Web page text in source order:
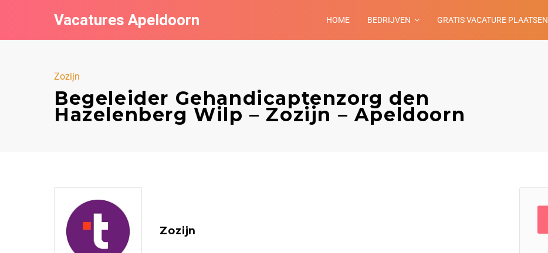
Vacatures Apeldoorn HOME BEDRIJVEN GRATIS VACATURE PLAATSEN
Zozijn
Begeleider Gehandicaptenzorg den
Hazelenberg Wilp – Zozijn – Apeldoorn
Zozijn